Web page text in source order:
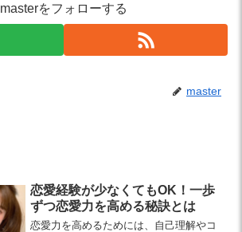
masterをフォローする
master
恋愛経験が少なくてもOK！一歩
ずつ恋愛力を高める秘訣とは
恋愛力を高めるためには、自己理解やコ